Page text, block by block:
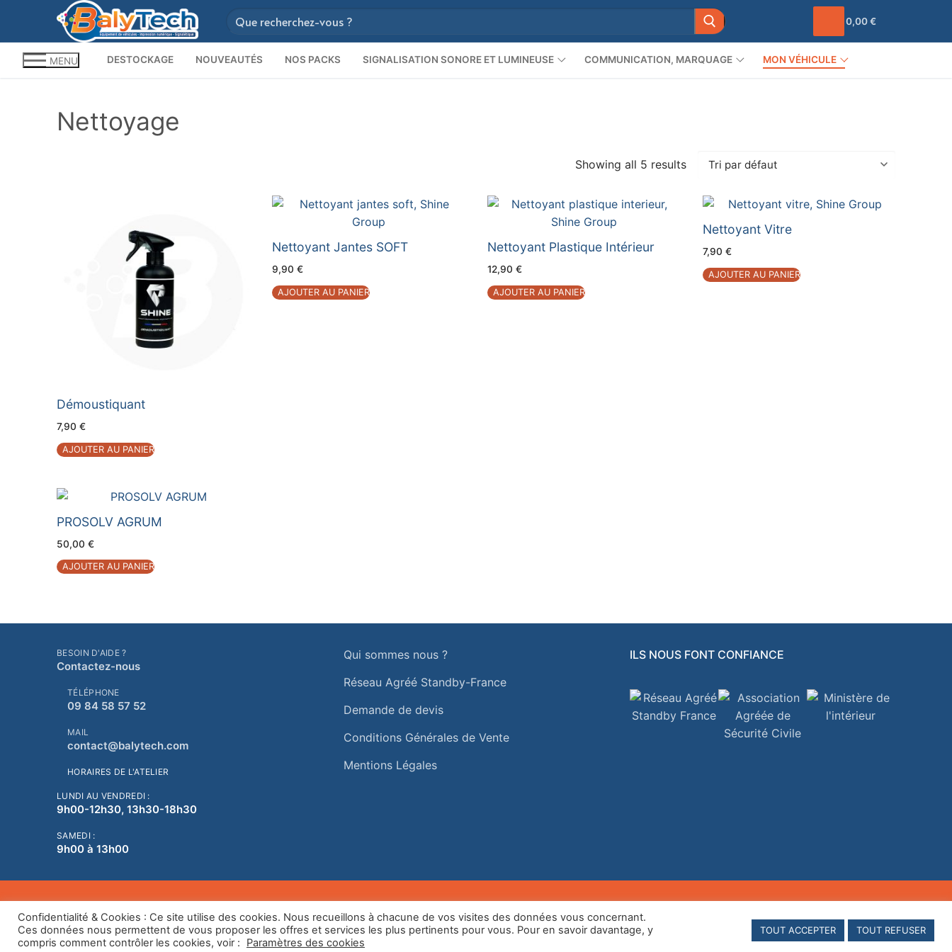
contenu
Rechercher
:
0,00€
MENU DESTOCKAGE NOUVEAUTÉS NOS PACKS SIGNALISATION SONORE ET LUMINEUSE COMMUNICATION, MARQUAGE MON VÉHICULE
Nettoyage
Showing all 5 results
Démoustiquant
7,90 €
AJOUTER AU PANIER
Nettoyant Jantes SOFT
9,90 €
AJOUTER AU PANIER
Nettoyant Plastique Intérieur
12,90 €
AJOUTER AU PANIER
Nettoyant Vitre
7,90 €
AJOUTER AU PANIER
PROSOLV AGRUM
50,00 €
AJOUTER AU PANIER
BESOIN D'AIDE ?
Contactez-nous
TÉLÉPHONE
09 84 58 57 52
MAIL
contact@balytech.com
HORAIRES DE L'ATELIER
LUNDI AU VENDREDI :
9h00-12h30, 13h30-18h30
SAMEDI :
9h00 à 13h00
Qui sommes nous ?
Réseau Agréé Standby-France
Demande de devis
Conditions Générales de Vente
Mentions Légales
ILS NOUS FONT CONFIANCE
Copyright © 2026 BALYTECH
Confidentialité & Cookies : Ce site utilise des cookies. Nous recueillons à chacune de vos visites des données vous concernant.
Ces données nous permettent de vous proposer les offres et services les plus pertinents pour vous. Pour en savoir davantage, y
compris comment contrôler les cookies, voir :
Paramètres des cookies
TOUT ACCEPTER TOUT REFUSER